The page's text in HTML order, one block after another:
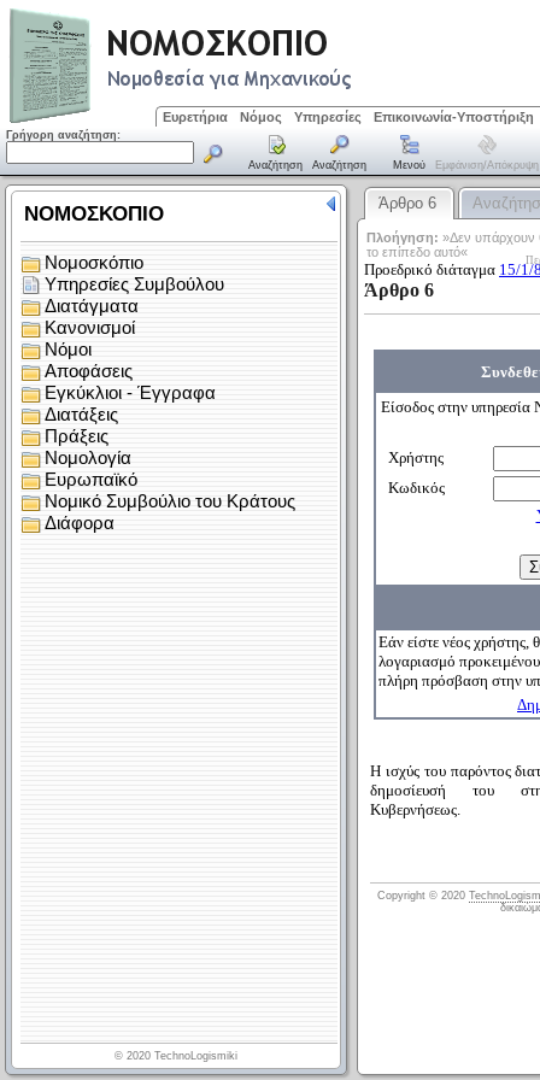
Ευρετήρια Νόμος Υπηρεσίες Επικοινωνία-Υποστήριξη
Γρήγορη αναζήτηση:
Αναζήτηση Αναζήτηση Μενού Εμφάνιση/απόκρυψη
Άρθρο 6